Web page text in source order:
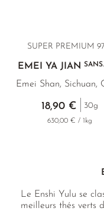
SUPER PREMIUM
EMEI YA JIAN
Emei Shan, Sichuan,
18,90 € 30g
630,00 € / 1kg
Le Enshi Yulu se
meilleurs thés verts